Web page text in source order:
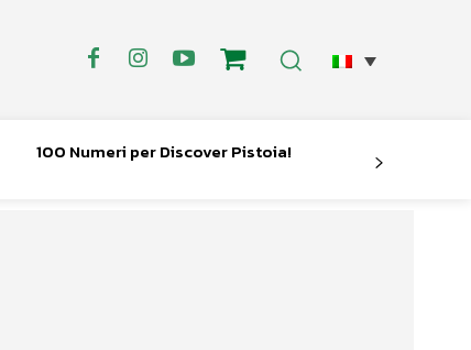
100 Numeri per Discover Pistoia!